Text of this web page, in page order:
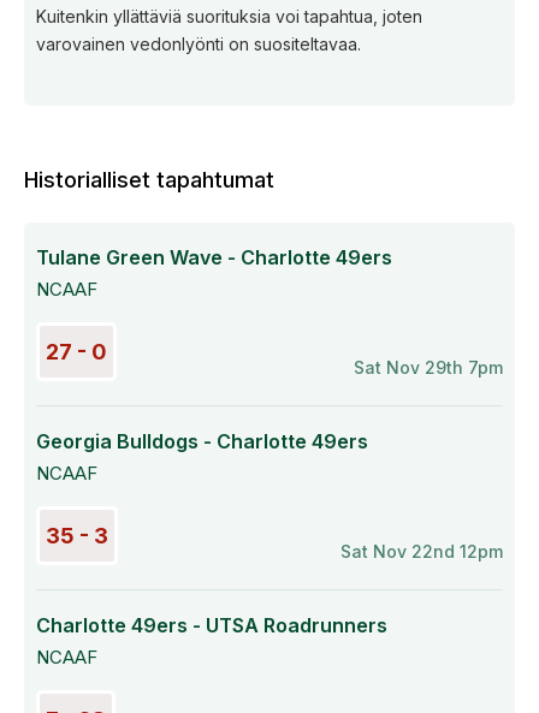
Kuitenkin yllättäviä suorituksia voi tapahtua, joten
varovainen vedonlyönti on suositeltavaa.
Historialliset tapahtumat
Tulane Green Wave - Charlotte 49ers
NCAAF
27 - 0
Sat Nov 29th 7pm
Georgia Bulldogs - Charlotte 49ers
NCAAF
35 - 3
Sat Nov 22nd 12pm
Charlotte 49ers - UTSA Roadrunners
NCAAF